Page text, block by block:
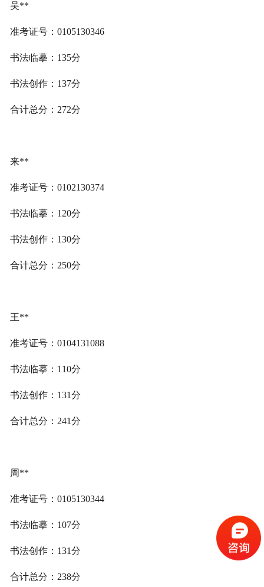
吴**
准考证号：0105130346
书法临摹：135分
书法创作：137分
合计总分：272分
来**
准考证号：0102130374
书法临摹：120分
书法创作：130分
合计总分：250分
王**
准考证号：0104131088
书法临摹：110分
书法创作：131分
合计总分：241分
周**
准考证号：0105130344
书法临摹：107分
书法创作：131分
合计总分：238分